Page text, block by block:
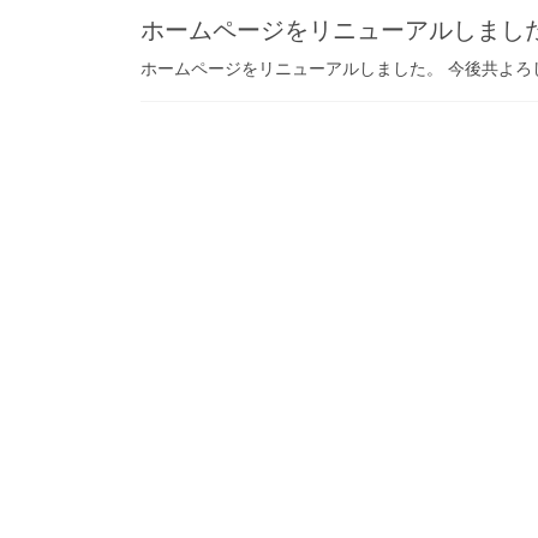
ホームページをリニューアルしまし
ホームページをリニューアルしました。 今後共よろ